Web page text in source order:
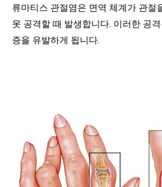
류마티스 관절염은 면역 체계가 관절
못 공격할 때 발생합니다. 이러한 공
증을 유발하게 됩니다.